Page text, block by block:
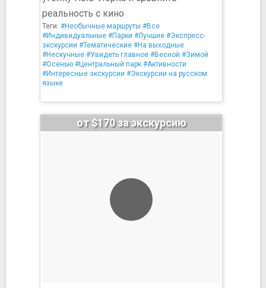
реальность с кино
Теги: #Необычные маршруты #Все
#Индивидуальные #Парки #Лучшие #Экспресс-
экскурсии #Тематические #На выходные
#Нескучные #Увидеть главное #Весной #Зимой
#Осенью #Центральный парк #Активности
#Интересные экскурсии #Экскурсии на русском
языке
от $170 за экскурсию